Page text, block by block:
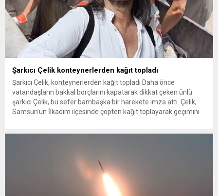
Şarkıcı Çelik konteynerlerden kağıt topladı
Şarkıcı Çelik, konteynerlerden kağıt topladı Daha önce
vatandaşların bakkal borçlarını kapatarak dikkat çeken ünlü
şarkıcı Çelik, bu sefer bambaşka bir harekete imza attı. Çelik,
Samsun’un İlkadım ilçesinde çöpten kağıt toplayarak geçimini